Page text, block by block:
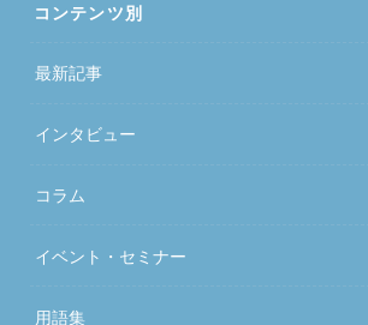
コンテンツ別
最新記事
インタビュー
コラム
イベント・セミナー
用語集